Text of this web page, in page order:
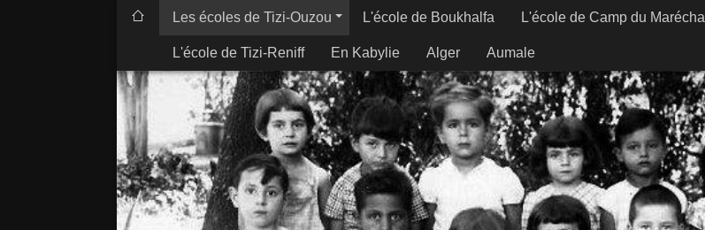
Les écoles de Tizi-Ouzou L'école de Boukhalfa L'école de Camp du Maréchal
L'école de Tizi-Reniff En Kabylie Alger Aumale